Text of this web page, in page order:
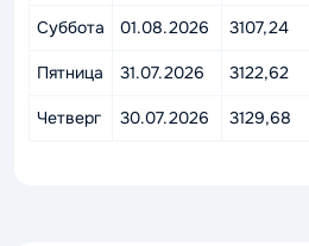
Суббота 01.08.2026 3107,24
Пятница 31.07.2026 3122,62
Четверг 30.07.2026 3129,68